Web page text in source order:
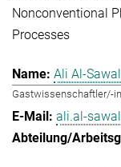
Nonconventional
Processes
Ali Al-
Gastwissenschaftler/-in
ali.al-